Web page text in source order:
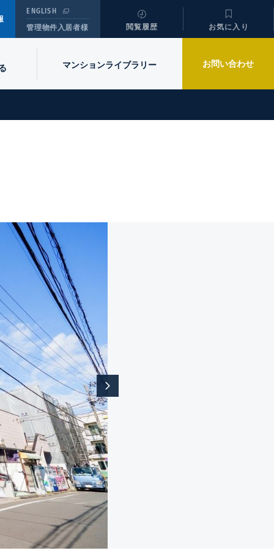
ENGLISH
管理物件入居者様
閲覧履歴 お気に入り
マンションライブラリー お問い合わせ